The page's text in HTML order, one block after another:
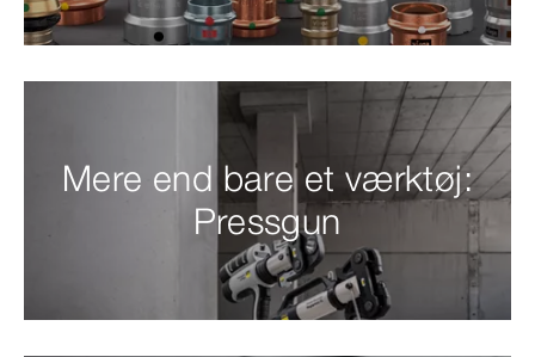
Mere end bare et værktøj:
Pressgun